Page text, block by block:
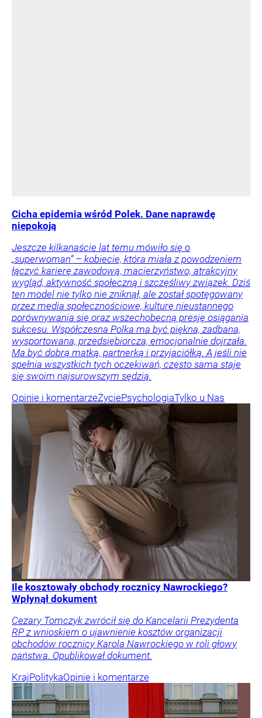
Cicha epidemia wśród Polek. Dane naprawdę
niepokoją
Jeszcze kilkanaście lat temu mówiło się o
„superwoman” – kobiecie, która miała z powodzeniem
łączyć karierę zawodową, macierzyństwo, atrakcyjny
wygląd, aktywność społeczną i szczęśliwy związek. Dziś
ten model nie tylko nie zniknął, ale został spotęgowany
przez media społecznościowe, kulturę nieustannego
porównywania się oraz wszechobecną presję osiągania
sukcesu. Współczesna Polka ma być piękna, zadbana,
wysportowana, przedsiębiorcza, emocjonalnie dojrzała.
Ma być dobrą matką, partnerką i przyjaciółką. A jeśli nie
spełnia wszystkich tych oczekiwań, często sama staje
się swoim najsurowszym sędzią.
Opinie i komentarzeŻyciePsychologiaTylko u Nas
Ile kosztowały obchody rocznicy Nawrockiego?
Wpłynął dokument
Cezary Tomczyk zwrócił się do Kancelarii Prezydenta
RP z wnioskiem o ujawnienie kosztów organizacji
obchodów rocznicy Karola Nawrockiego w roli głowy
państwa. Opublikował dokument.
KrajPolitykaOpinie i komentarze